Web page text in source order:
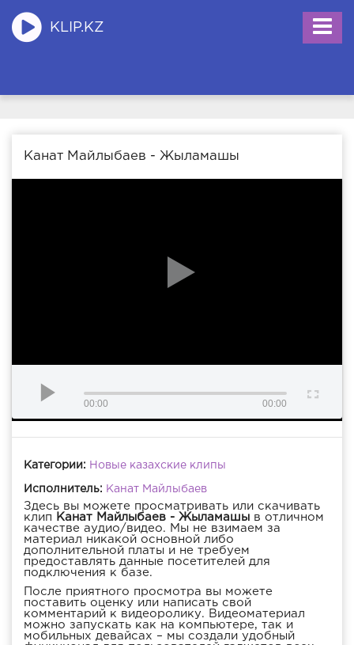
KLIP.KZ
Канат Майлыбаев - Жыламашы
00:00 00:00
Категории: Новые казахские клипы
Исполнитель: Канат Майлыбаев
Здесь вы можете просматривать или скачивать
клип
Канат Майлыбаев - Жыламашы в отличном
качестве аудио/видео. Мы не взимаем за
материал никакой основной либо
дополнительной платы и не требуем
предоставлять данные посетителей для
подключения к базе.
После приятного просмотра вы можете
поставить оценку или написать свой
комментарий к видеоролику. Видеоматериал
можно запускать как на компьютере, так и
мобильных девайсах – мы создали удобный